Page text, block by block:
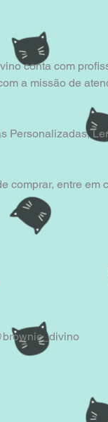
conta com
a missão de
Personalizadas,
comprar, entre em